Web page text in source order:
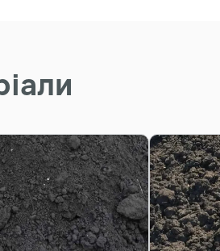
Ґрунт на підсипку
Асфальтна крихта
Цегляний бій